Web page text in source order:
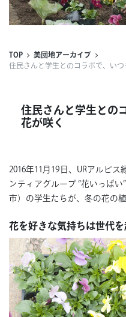
タ
TOP
美団地アーカイブ
住民さんと学生とのコラボで、いつ
住民さんと学生との
花が咲く
2016年11月19日、URアルビ
ンティアグループ “花いっぱ
市）の学生たちが、冬の花の
花を好きな気持ちは世代を